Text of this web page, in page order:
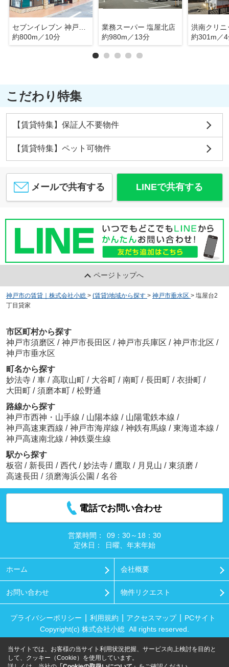
約800m／10分
業務スーパー 塩屋北店
約980m／13分
洪南クリニ
約301m／
こだわり特集
【賃貸特集】保証人不要物件
【賃貸特集】ペット可物件
メールで共有する LINEで共有する
ページトップへ
神戸市の賃貸｜株式会社小総 > (賃貸)地域から探す > 神戸市垂水区 > 塩屋台2
丁目貸家
市区町村から探す
神戸市須磨区 / 神戸市長田区 / 神戸市兵庫区 / 神戸市北区 /
神戸市垂水区
町名から探す
妙法寺 / 車 / 高取山町 / 大谷町 / 南町 / 長田町 / 衣掛町 /
大田町 / 須磨本町 / 松野通
路線から探す
神戸市西神・山手線 / 山陽本線 / 山陽電鉄本線 /
神戸高速東西線 / 神戸市海岸線 / 神鉄有馬線 / 東海道本線 /
神戸高速南北線 / 神鉄粟生線
駅から探す
板宿 / 新長田 / 西代 / 妙法寺 / 鷹取 / 月見山 / 東須磨 /
高速長田 / 須磨海浜公園 / 名谷
電話でお問い合わせ
営業時間：
09：30～18：30
定休日：
日曜、年末年始
ホーム 会社概要
お問い合わせ 物件リクエスト
プライバシーポリシー 利用規約 アクセスマップ
PCサイト
Copyright(c) 株式会社小総 All rights reserved.
当サイトでは、お客様の当サイト利用状況把握、サービス向上検討を目的と
して、クッキー（Cookie）を使用しています。